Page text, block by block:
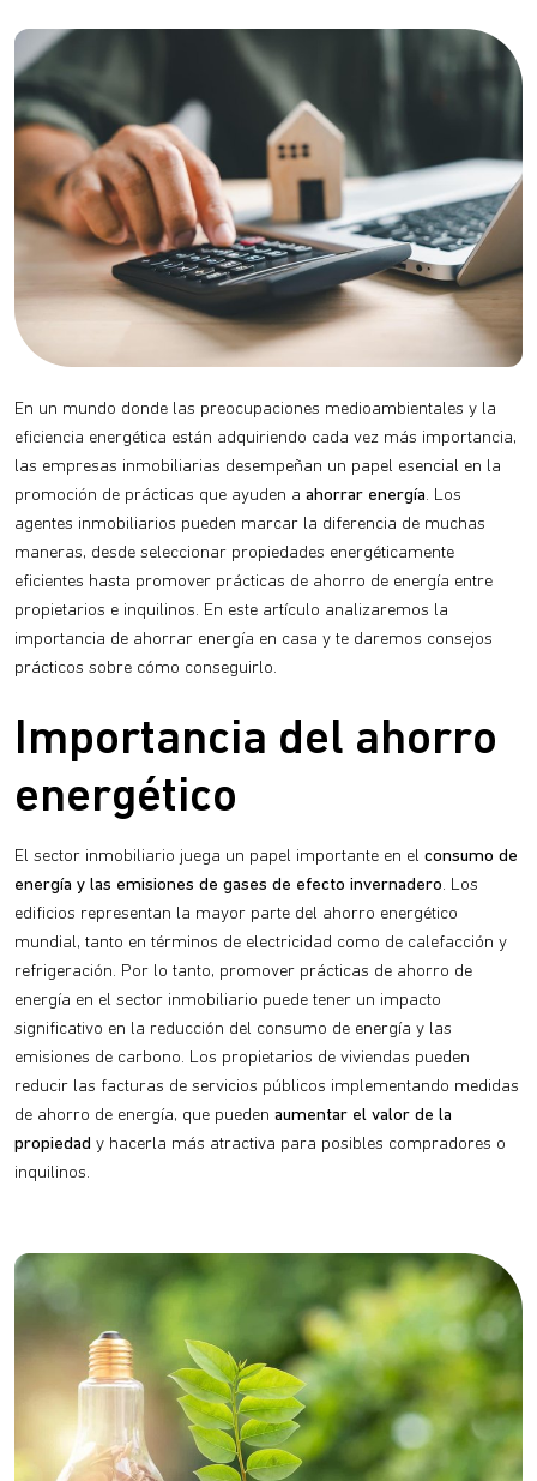
En un mundo donde las preocupaciones medioambientales y la
eficiencia energética están adquiriendo cada vez más importancia,
las empresas inmobiliarias desempeñan un papel esencial en la
promoción de prácticas que ayuden a ahorrar energía. Los
agentes inmobiliarios pueden marcar la diferencia de muchas
maneras, desde seleccionar propiedades energéticamente
eficientes hasta promover prácticas de ahorro de energía entre
propietarios e inquilinos. En este artículo analizaremos la
importancia de ahorrar energía en casa y te daremos consejos
prácticos sobre cómo conseguirlo.
Importancia del ahorro
energético
El sector inmobiliario juega un papel importante en el consumo de
energía y las emisiones de gases de efecto invernadero. Los
edificios representan la mayor parte del ahorro energético
mundial, tanto en términos de electricidad como de calefacción y
refrigeración. Por lo tanto, promover prácticas de ahorro de
energía en el sector inmobiliario puede tener un impacto
significativo en la reducción del consumo de energía y las
emisiones de carbono. Los propietarios de viviendas pueden
reducir las facturas de servicios públicos implementando medidas
de ahorro de energía, que pueden aumentar el valor de la
propiedad y hacerla más atractiva para posibles compradores o
inquilinos.